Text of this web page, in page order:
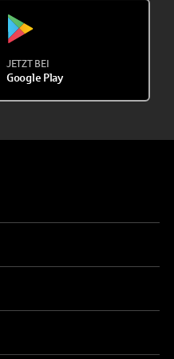
JETZT BEI
Google Play